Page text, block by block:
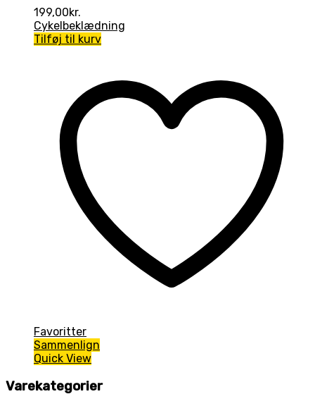
199,00kr.
Cykelbeklædning
Tilføj til kurv
Favoritter
Sammenlign
Quick View
Varekategorier